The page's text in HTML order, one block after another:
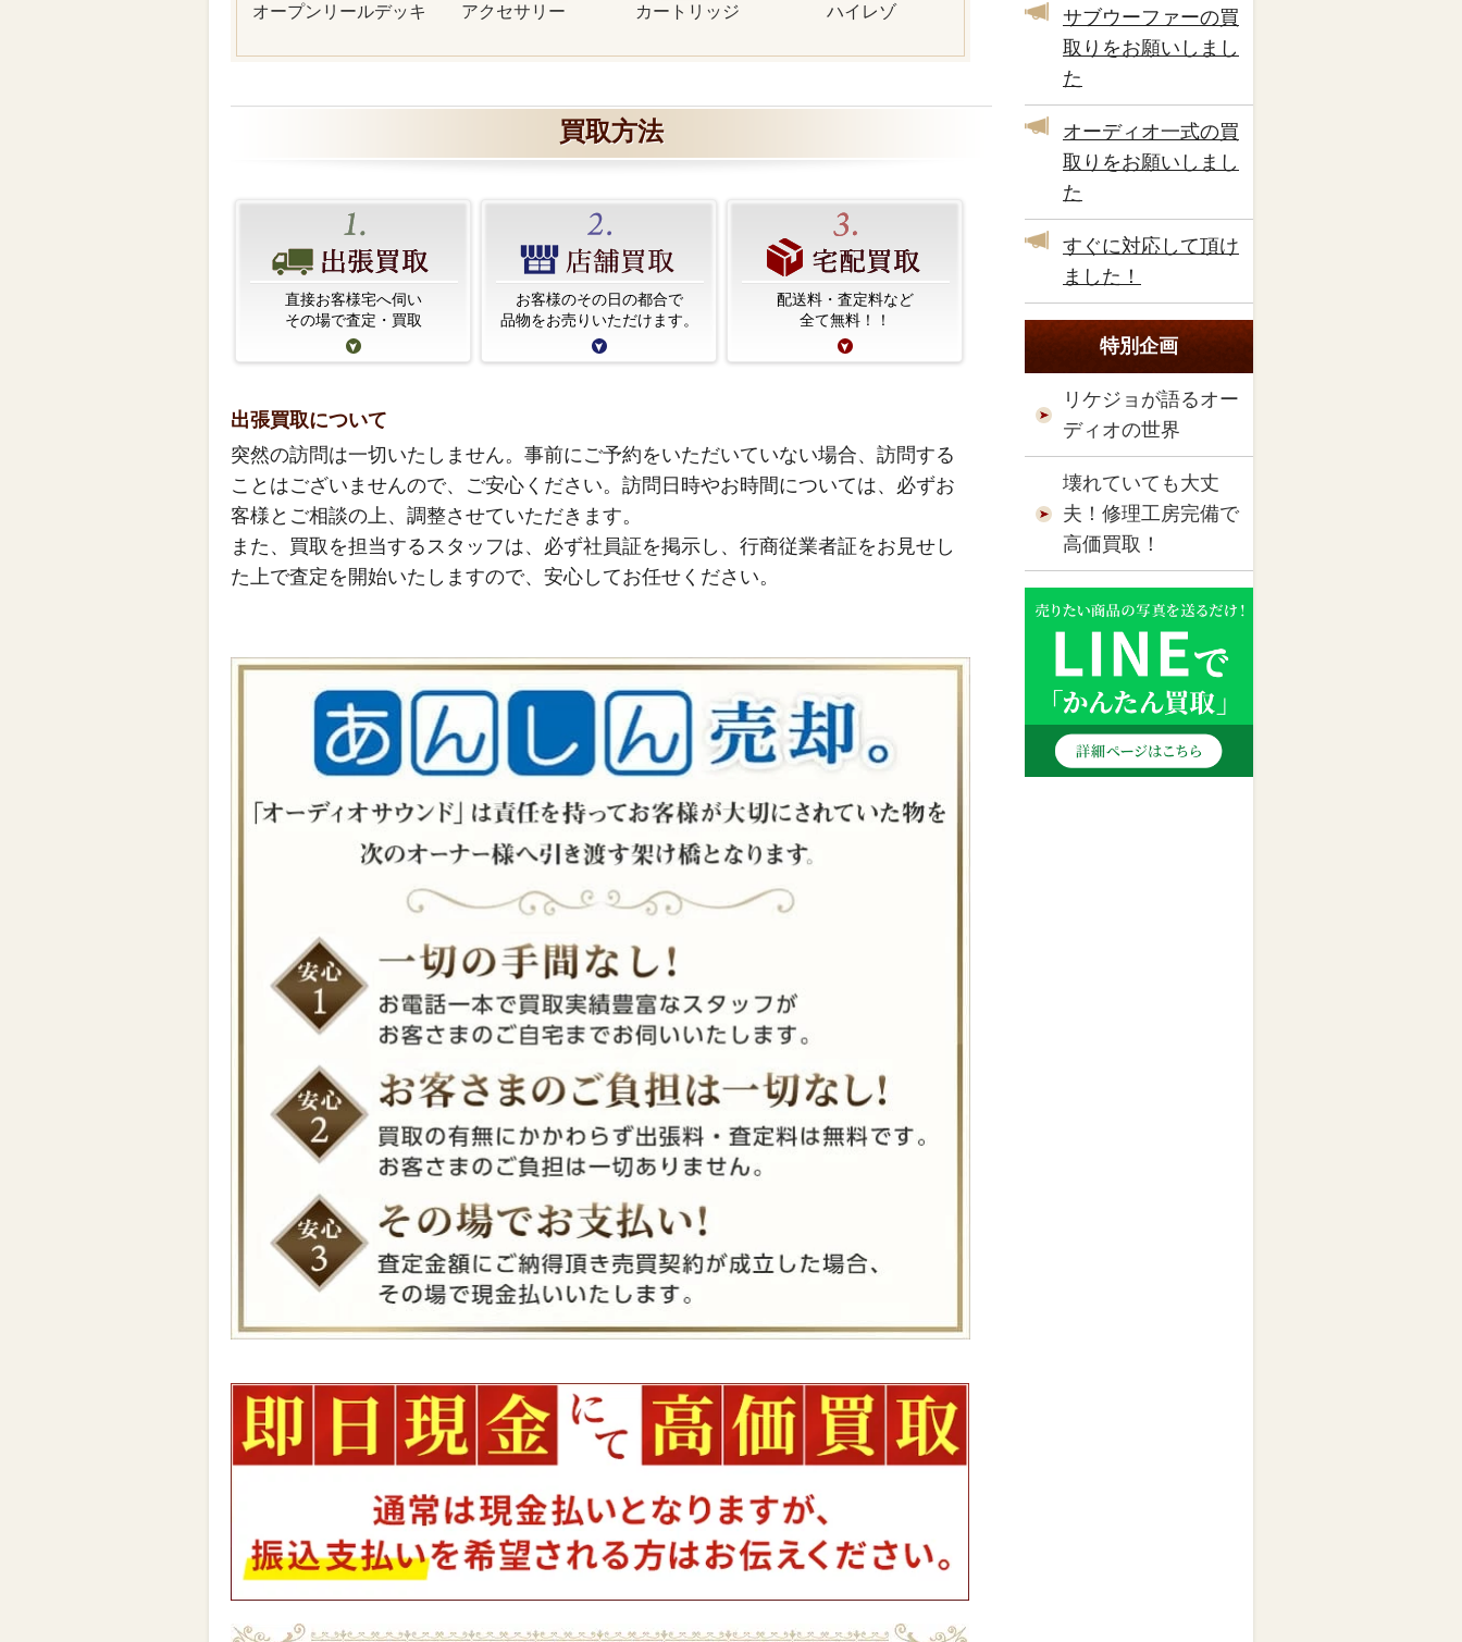
オープンリールデッキ アクセサリー カートリッジ ハイレゾ
買取方法
直接お客様宅へ伺い
その場で査定・買取
お客様のその日の都合で
品物をお売りいただけます。
配送料・査定料など
全て無料！！
出張買取について
突然の訪問は一切いたしません。事前にご予約をいただいていない場合、訪問する
ことはございませんので、ご安心ください。訪問日時やお時間については、必ずお
客様とご相談の上、調整させていただきます。
また、買取を担当するスタッフは、必ず社員証を掲示し、行商従業者証をお見せし
た上で査定を開始いたしますので、安心してお任せください。
サブウーファーの買
取りをお願いしまし
た
オーディオ一式の買
取りをお願いしまし
た
すぐに対応して頂け
ました！
特別企画
リケジョが語るオー
ディオの世界
壊れていても大丈
夫！修理工房完備で
高価買取！